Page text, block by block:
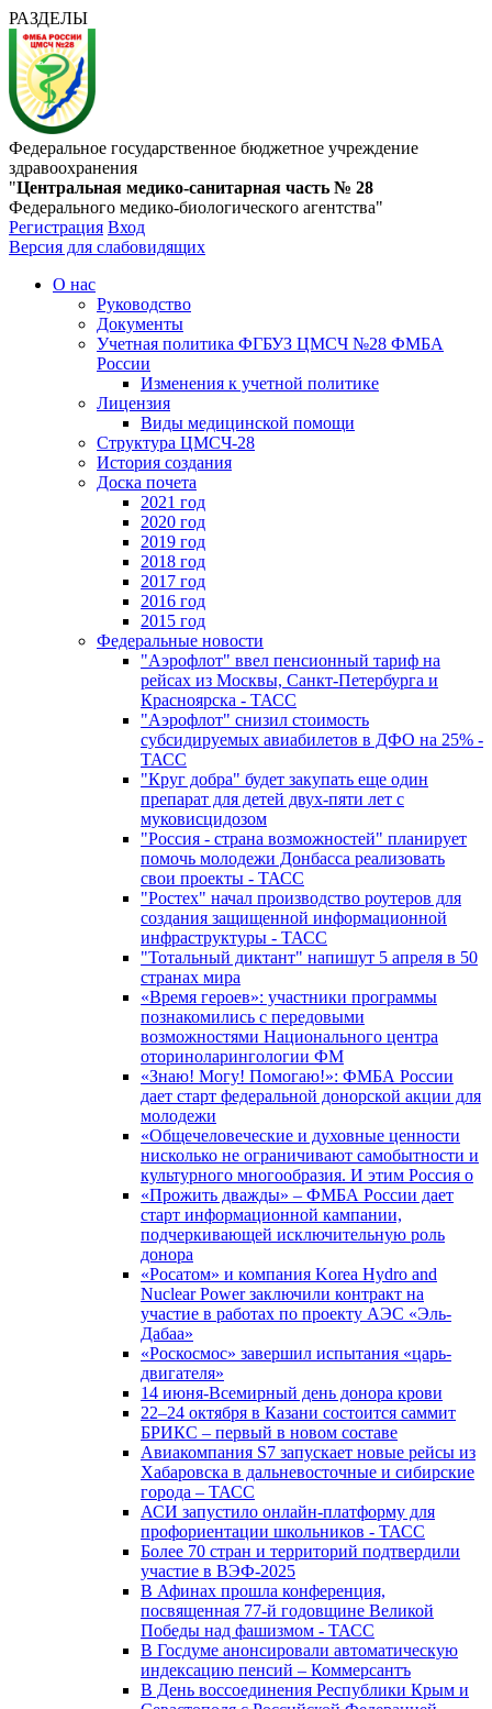
РАЗДЕЛЫ
Федеральное государственное бюджетное учреждение
здравоохранения
"Центральная медико-санитарная часть № 28
Федерального медико-биологического агентства"
Регистрация Вход
Версия для слабовидящих
О нас
Руководство
Документы
Учетная политика ФГБУЗ ЦМСЧ №28 ФМБА
России
Изменения к учетной политике
Лицензия
Виды медицинской помощи
Структура ЦМСЧ-28
История создания
Доска почета
2021 год
2020 год
2019 год
2018 год
2017 год
2016 год
2015 год
Федеральные новости
"Аэрофлот" ввел пенсионный тариф на
рейсах из Москвы, Санкт-Петербурга и
Красноярска - ТАСС
"Аэрофлот" снизил стоимость
субсидируемых авиабилетов в ДФО на 25% -
ТАСС
"Круг добра" будет закупать еще один
препарат для детей двух-пяти лет с
муковисцидозом
"Россия - страна возможностей" планирует
помочь молодежи Донбасса реализовать
свои проекты - ТАСС
"Ростех" начал производство роутеров для
создания защищенной информационной
инфраструктуры - ТАСС
"Тотальный диктант" напишут 5 апреля в 50
странах мира
«Время героев»: участники программы
познакомились с передовыми
возможностями Национального центра
оториноларингологии ФМ
«Знаю! Могу! Помогаю!»: ФМБА России
дает старт федеральной донорской акции для
молодежи
«Общечеловеческие и духовные ценности
нисколько не ограничивают самобытности и
культурного многообразия. И этим Россия о
«Прожить дважды» – ФМБА России дает
старт информационной кампании,
подчеркивающей исключительную роль
донора
«Росатом» и компания Korea Hydro and
Nuclear Power заключили контракт на
участие в работах по проекту АЭС «Эль-
Дабаа»
«Роскосмос» завершил испытания «царь-
двигателя»
14 июня-Всемирный день донора крови
22–24 октября в Казани состоится саммит
БРИКС – первый в новом составе
Авиакомпания S7 запускает новые рейсы из
Хабаровска в дальневосточные и сибирские
города – ТАСС
АСИ запустило онлайн-платформу для
профориентации школьников - ТАСС
Более 70 стран и территорий подтвердили
участие в ВЭФ-2025
В Афинах прошла конференция,
посвященная 77-й годовщине Великой
Победы над фашизмом - ТАСС
В Госдуме анонсировали автоматическую
индексацию пенсий – Коммерсантъ
В День воссоединения Республики Крым и